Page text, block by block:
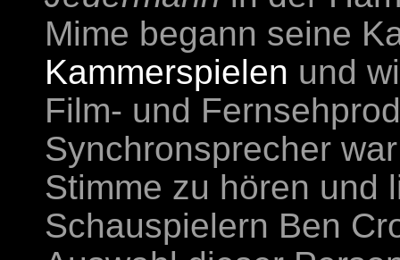
Mime begann seine
Kammerspielen und
Film- und
Synchronsprecher
Stimme zu hören und
Schauspielern Ben